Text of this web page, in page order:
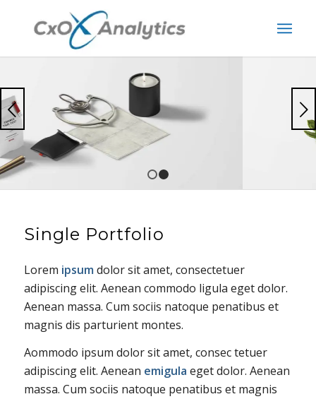
Single Portfolio
Lorem ipsum dolor sit amet, consectetuer
adipiscing elit. Aenean commodo ligula eget dolor.
Aenean massa. Cum sociis natoque penatibus et
magnis dis parturient montes.
Aommodo ipsum dolor sit amet, consec tetuer
adipiscing elit. Aenean emigula eget dolor. Aenean
massa. Cum sociis natoque penatibus et magnis